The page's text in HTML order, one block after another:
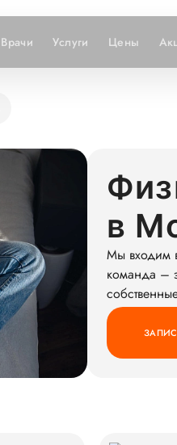
Врачи Услуги Цены
в
Мы входим
команда –